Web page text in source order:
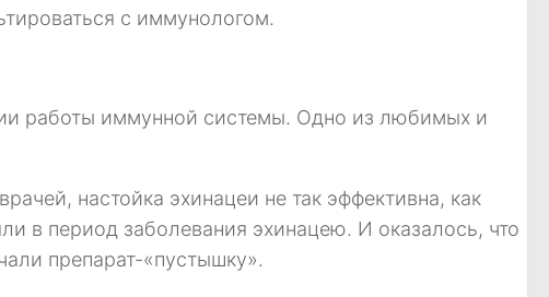
с иммунологом.
работы иммунной системы. Одно из любимых и
настойка эхинацеи не так эффективна, как
в период заболевания эхинацею. И оказалось, что
препарат-«пустышку».